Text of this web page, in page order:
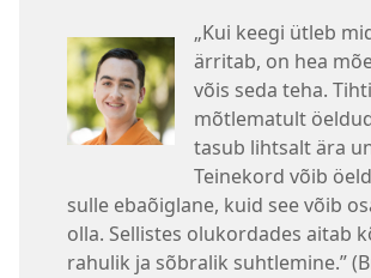
„Kui keegi ütleb
ärritab, on hea
võis seda teha.
mõtlematult
tasub lihtsalt ära
Teinekord võib
sulle ebaõiglane, kuid see võib
olla. Sellistes olukordades aitab
rahulik ja sõbralik suhtlemine.”